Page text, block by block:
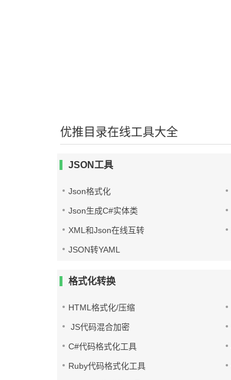
优推目录在线工具大全
JSON工具
Json格式化
Json生成C#实体类
XML和Json在线互转
JSON转YAML
格式化转换
HTML格式化/压缩
JS代码混合加密
C#代码格式化工具
Ruby代码格式化工具